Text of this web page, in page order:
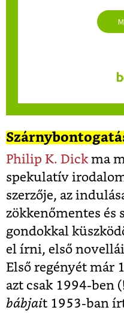
Philip K. Dick ma
spekulatív
szerzője, az
zökkenőmentes és
gondokkal
el írni, első
Első regényét már
azt csak 1994-ben
bábjait 1953-ban